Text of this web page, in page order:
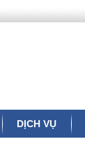
DỊCH VỤ